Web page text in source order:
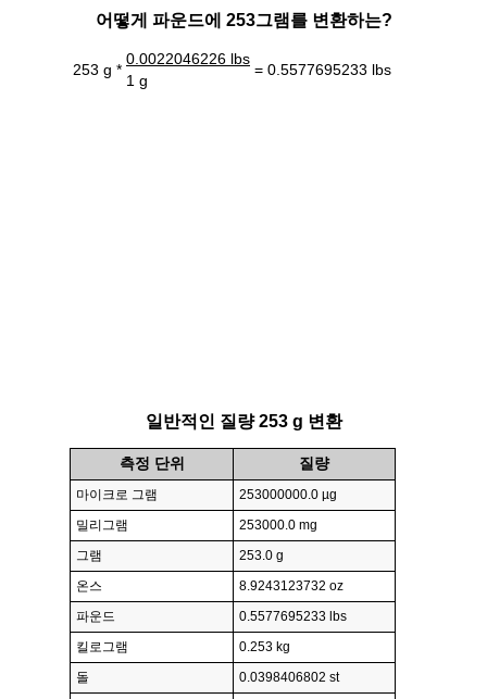
어떻게 파운드에 253그램를 변환하는?
253 g *
0.0022046226 lbs
= 0.5577695233 lbs
1 g
일반적인 질량 253 g 변환
측정 단위 질량
마이크로 그램
253000000.0 µg
밀리그램
253000.0 mg
그램
253.0 g
온스
8.9243123732 oz
파운드
0.5577695233 lbs
킬로그램
0.253 kg
돌
0.0398406802 st